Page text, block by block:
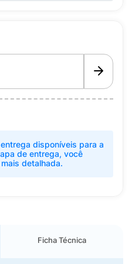
disponíveis para a
de entrega, você
detalhada.
Ficha Técnica